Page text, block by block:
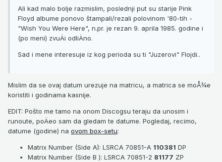
Ali kad malo bolje razmislim, poslednji put su starije Pink
Floyd albume ponovo štampali/rezali polovinom '80-tih -
"Wish You Were Here", n.pr. je rezan 9. aprila 1985. godine i
(po meni) zvuÄi odliÄno.
Sad i mene interesuje iz kog perioda su ti "Juzerovi" Flojdi..
Mislim da se ovaj datum urezuje na matricu, a matrica se moÅ¾e
koristiti i godinama kasnije.
EDIT: Pošto me tamo na onom Discogsu teraju da unosim i
runoute, poÄeo sam da gledam te datume. Pogledaj, recimo,
datume (godine) na ovom box-setu:
Matrix Number (Side A): LSRCA 70851-A 110381 DP
Matrix Number (Side B ): LSRCA 70851-2 81177 ZP